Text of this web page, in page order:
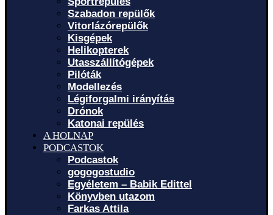
Szabadon repülők
Vitorlázórepülők
Kisgépek
Helikopterek
Utasszállítógépek
Pilóták
Modellezés
Légiforgalmi irányítás
Drónok
Katonai repülés
A HOLNAP
PODCASTOK
Podcastok
gogogostudio
Egyéletem – Babik Edittel
Könyvben utazom
Farkas Attila